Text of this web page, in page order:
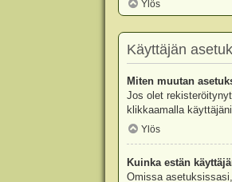
Ylös
Käyttäjän
Miten muutan
Jos olet
klikkaamalla
Ylös
Kuinka estän
Omissa